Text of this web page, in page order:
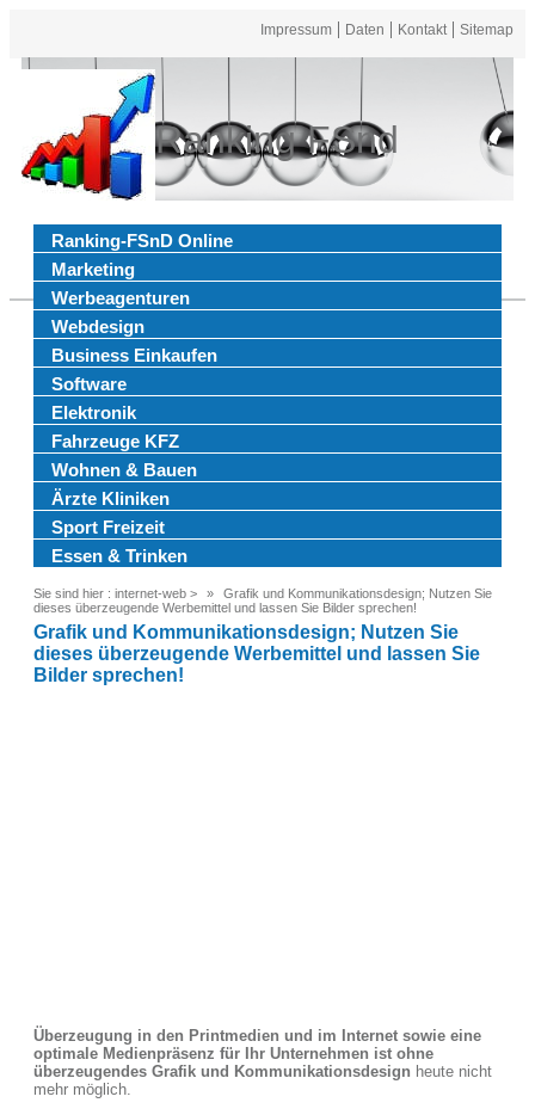
Impressum Daten Kontakt Sitemap
Ranking FSnd
Ranking-FSnD Online
Marketing
Werbeagenturen
Webdesign
Business Einkaufen
Software
Elektronik
Fahrzeuge KFZ
Wohnen & Bauen
Ärzte Kliniken
Sport Freizeit
Essen & Trinken
Sie sind hier : internet-web >
Grafik und Kommunikationsdesign; Nutzen Sie
dieses überzeugende Werbemittel und lassen Sie Bilder sprechen!
Grafik und Kommunikationsdesign; Nutzen Sie
dieses überzeugende Werbemittel und lassen Sie
Bilder sprechen!
Überzeugung in den Printmedien und im Internet sowie eine
optimale Medienpräsenz für Ihr Unternehmen ist ohne
überzeugendes Grafik und Kommunikationsdesign heute nicht
mehr möglich.